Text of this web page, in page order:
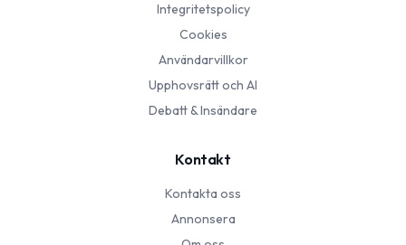
Integritetspolicy
Cookies
Användarvillkor
Upphovsrätt och AI
Debatt & Insändare
Kontakt
Kontakta oss
Annonsera